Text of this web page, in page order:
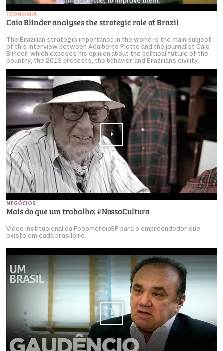
ECONOMIA
Caio Blinder analyses the strategic role of Brazil
The Brazilian strategic importance in the world is the main subject
of this interview between Adalberto Piotto and the journalist Caio
Blinder, which exposes his opinion about the political future of the
country, the 2013 protests, the behavior and Brazilians civility.
NEGÓCIOS
Mais do que um trabalho: #NossaCultura
Vídeo institucional da FecomercioSP para o empreendedor que
existe em cada brasileiro.